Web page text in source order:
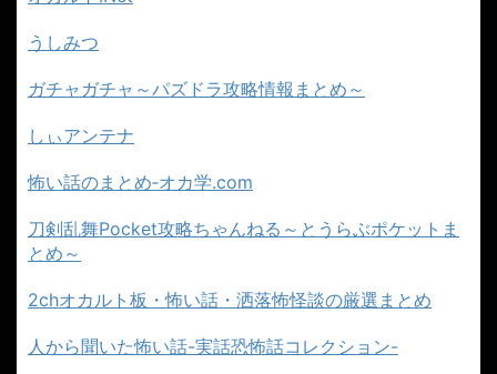
うしみつ
ガチャガチャ～パズドラ攻略情報まとめ～
しぃアンテナ
怖い話のまとめ‐オカ学.com
刀剣乱舞Pocket攻略ちゃんねる～とうらぶポケットま
とめ～
2chオカルト板・怖い話・洒落怖怪談の厳選まとめ
人から聞いた怖い話-実話恐怖話コレクション-